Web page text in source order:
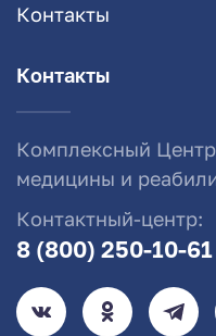
Контакты
Контакты
Комплексный
медицины и
Контактный-центр:
8 (800) 250-10-61